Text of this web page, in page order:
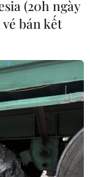
(20h ngày
bán kết